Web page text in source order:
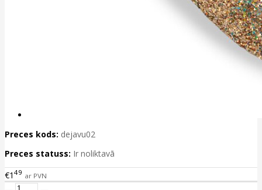
Preces kods: dejavu02
Preces statuss: Ir noliktavā
€1 49 ar PVN